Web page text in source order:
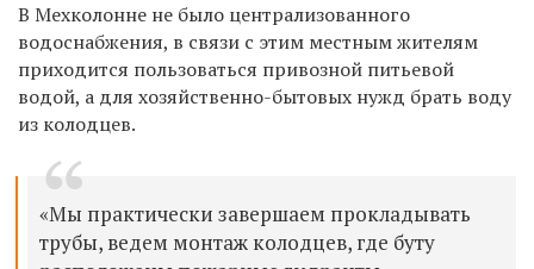
В Мехколонне не было централизованного
водоснабжения, в связи с этим местным жителям
приходится пользоваться привозной питьевой
водой, а для хозяйственно-бытовых нужд брать воду
из колодцев.
«Мы практически завершаем прокладывать
трубы, ведем монтаж колодцев, где буту